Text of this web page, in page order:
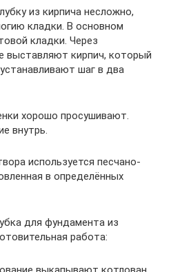
из кирпича несложно,
кладки. В основном
кладки. Через
выставляют кирпич, который
шаг в два
хорошо просушивают.
внутрь.
используется песчано-
в определённых
для фундамента из
работа: